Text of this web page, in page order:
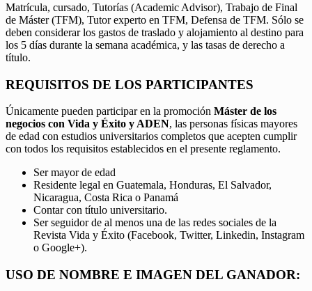
Matrícula, cursado, Tutorías (Academic Advisor), Trabajo de Final
de Máster (TFM), Tutor experto en TFM, Defensa de TFM. Sólo se
deben considerar los gastos de traslado y alojamiento al destino para
los 5 días durante la semana académica, y las tasas de derecho a
título.
REQUISITOS DE LOS PARTICIPANTES
Únicamente pueden participar en la promoción Máster de los
negocios con Vida y Éxito y ADEN, las personas físicas mayores
de edad con estudios universitarios completos que acepten cumplir
con todos los requisitos establecidos en el presente reglamento.
Ser mayor de edad
Residente legal en Guatemala, Honduras, El Salvador,
Nicaragua, Costa Rica o Panamá
Contar con título universitario.
Ser seguidor de al menos una de las redes sociales de la
Revista Vida y Éxito (Facebook, Twitter, Linkedin, Instagram
o Google+).
USO DE NOMBRE E IMAGEN DEL GANADOR: